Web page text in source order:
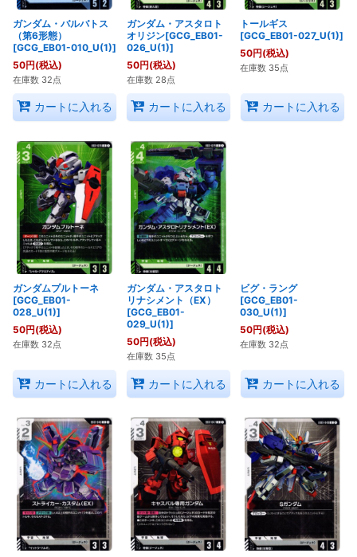
ガンダム・バルバトス
（第6形態）
[GCG_EB01-010_U(1)]
50円(税込)
在庫数 32点
カートに入れる
ガンダム・アスタロト
オリジン[GCG_EB01-
026_U(1)]
50円(税込)
在庫数 28点
カートに入れる
トールギス
[GCG_EB01-027_U(1)]
50円(税込)
在庫数 35点
カートに入れる
ガンダムプルトーネ
[GCG_EB01-
028_U(1)]
50円(税込)
在庫数 32点
カートに入れる
ガンダム・アスタロト
リナシメント（EX）
[GCG_EB01-
029_U(1)]
50円(税込)
在庫数 35点
カートに入れる
ビグ・ラング
[GCG_EB01-
030_U(1)]
50円(税込)
在庫数 32点
カートに入れる